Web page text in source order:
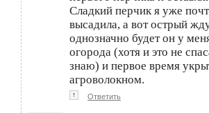
Сладкий перчик я уже
высадила, а вот острый
однозначно будет он у
огорода (хотя и это не
знаю) и первое время
агроволокном.
↑ Ответить